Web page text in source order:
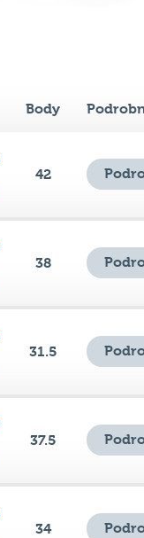
Body
42
38
31.5
37.5
34